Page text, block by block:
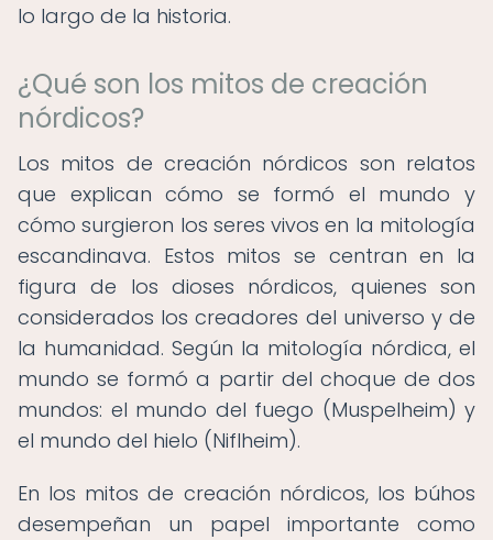
lo largo de la historia.
¿Qué son los mitos de creación
nórdicos?
Los mitos de creación nórdicos son relatos
que explican cómo se formó el mundo y
cómo surgieron los seres vivos en la mitología
escandinava. Estos mitos se centran en la
figura de los dioses nórdicos, quienes son
considerados los creadores del universo y de
la humanidad. Según la mitología nórdica, el
mundo se formó a partir del choque de dos
mundos: el mundo del fuego (Muspelheim) y
el mundo del hielo (Niflheim).
En los mitos de creación nórdicos, los búhos
desempeñan un papel importante como